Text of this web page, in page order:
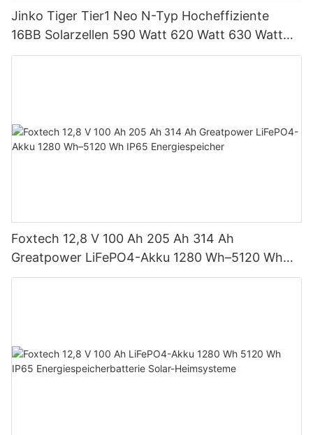
Jinko Tiger Tier1 Neo N-Typ Hocheffiziente
16BB Solarzellen 590 Watt 620 Watt 630 Watt
650 Watt Bifaziales Modul mit Dual
Foxtech 12,8 V 100 Ah 205 Ah 314 Ah
Greatpower LiFePO4-Akku 1280 Wh–5120 Wh
IP65 Energiespeicher